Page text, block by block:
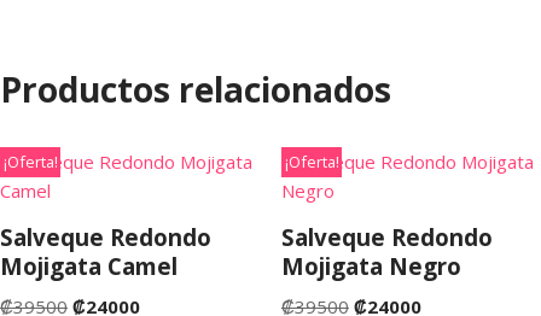
Productos relacionados
¡Oferta!
Salveque Redondo
Mojigata Camel
₡39500 ₡24000
¡Oferta!
Salveque Redondo
Mojigata Negro
₡39500 ₡24000